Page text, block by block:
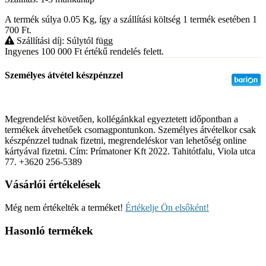
A termék súlya 0.05 Kg, így a szállítási költség 1 termék esetében 1
700 Ft.
Szállítási díj: Súlytól függ
Ingyenes 100 000 Ft értékű rendelés felett.
Személyes átvétel készpénzzel
Megrendelést követően, kollégánkkal egyeztetett időpontban a
termékek átvehetőek csomagpontunkon. Személyes átvételkor csak
készpénzzel tudnak fizetni, megrendeléskor van lehetőség online
kártyával fizetni. Cím: Prímatoner Kft 2022. Tahitótfalu, Viola utca
77. +3620 256-5389
Vásárlói értékelések
Még nem értékelték a terméket! Értékelje Ön elsőként!
Hasonló termékek